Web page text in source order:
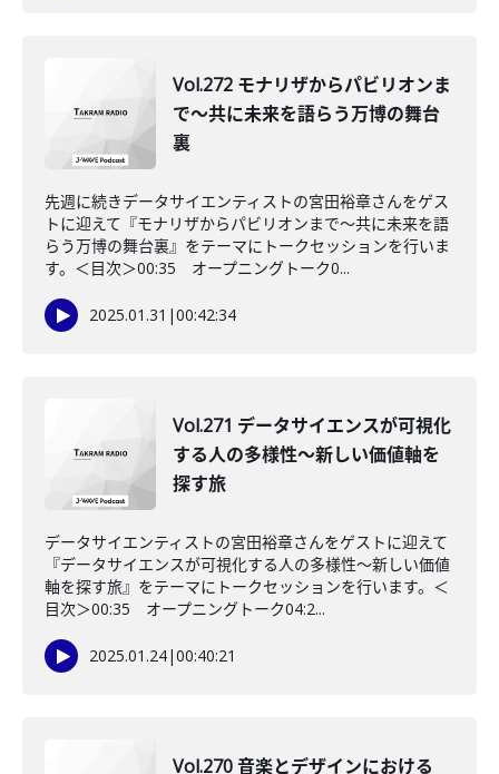
Vol.272 モナリザからパビリオンま
で～共に未来を語らう万博の舞台
裏
先週に続きデータサイエンティストの宮田裕章さんをゲス
トに迎えて『モナリザからパビリオンまで～共に未来を語
らう万博の舞台裏』をテーマにトークセッションを行いま
す。＜目次＞00:35 オープニングトーク0...
2025.01.31 |00:42:34
Vol.271 データサイエンスが可視化
する人の多様性〜新しい価値軸を
探す旅
データサイエンティストの宮田裕章さんをゲストに迎えて
『データサイエンスが可視化する人の多様性〜新しい価値
軸を探す旅』をテーマにトークセッションを行います。＜
目次＞00:35 オープニングトーク04:2...
2025.01.24|00:40:21
Vol.270 音楽とデザインにおける